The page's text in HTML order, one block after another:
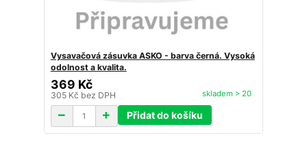
Vysavačová zásuvka ASKO - barva černá. Vysoká
odolnost a kvalita.
369 Kč
305 Kč bez DPH skladem > 20
Přidat do košíku